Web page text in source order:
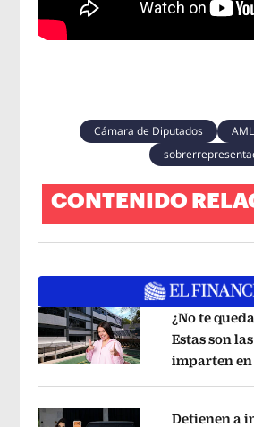
Cámara de Diputados
CONTENIDO
¿No te
Estas son
imparten
Detienen a